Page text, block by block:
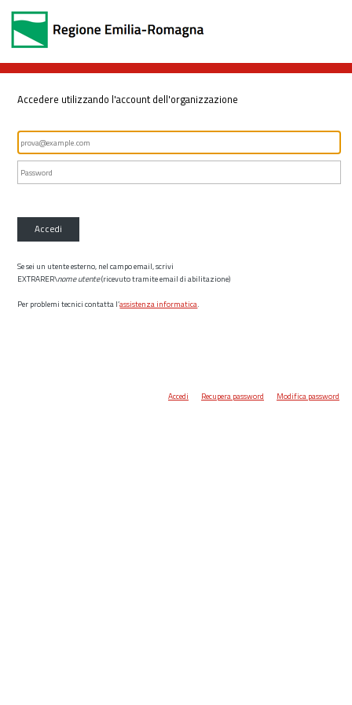
Accedere utilizzando l'account dell'organizzazione
Accedi
Se sei un utente esterno, nel campo email, scrivi
EXTRARER\nome utente(ricevuto tramite email di abilitazione)
Per problemi tecnici contatta l’assistenza informatica.
Accedi Recupera password Modifica password